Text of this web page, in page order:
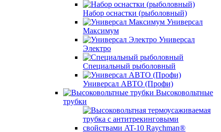
Набор оснастки (рыболовный)
Универсал
Максимум
Универсал
Электро
Специальный рыболовный
Универсал АВТО (Профи)
Высоковольтные
трубки